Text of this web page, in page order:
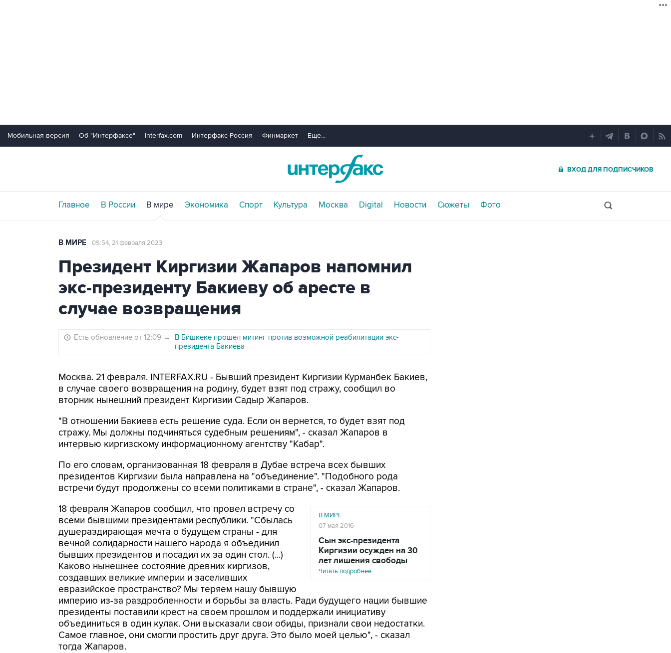
Мобильная версия Об "Интерфаксе" Interfax.com Интерфакс-Россия Финмаркет Еще...
ВХОД ДЛЯ ПОДПИСЧИКОВ
Главное В России В мире Экономика Спорт Культура Москва Digital Новости Сюжеты Фото
В МИРЕ 09:54, 21 февраля 2023
Президент Киргизии Жапаров напомнил
экс-президенту Бакиеву об аресте в
случае возвращения
Есть обновление от 12:09 →
В Бишкеке прошел митинг против возможной реабилитации экс-
президента Бакиева
Москва. 21 февраля. INTERFAX.RU - Бывший президент Киргизии Курманбек Бакиев,
в случае своего возвращения на родину, будет взят под стражу, сообщил во
вторник нынешний президент Киргизии Садыр Жапаров.
"В отношении Бакиева есть решение суда. Если он вернется, то будет взят под
стражу. Мы должны подчиняться судебным решениям", - сказал Жапаров в
интервью киргизскому информационному агентству "Кабар".
По его словам, организованная 18 февраля в Дубае встреча всех бывших
президентов Киргизии была направлена на "объединение". "Подобного рода
встречи будут продолжены со всеми политиками в стране", - сказал Жапаров.
В МИРЕ
07 мая 2016
Сын экс-президента
Киргизии осужден на 30
лет лишения свободы
Читать подробнее
18 февраля Жапаров сообщил, что провел встречу со
всеми бывшими президентами республики. "Сбылась
душераздирающая мечта о будущем страны - для
вечной солидарности нашего народа я объединил
бывших президентов и посадил их за один стол. (...)
Каково нынешнее состояние древних киргизов,
создавших великие империи и заселивших
евразийское пространство? Мы теряем нашу бывшую
империю из-за раздробленности и борьбы за власть. Ради будущего нации бывшие
президенты поставили крест на своем прошлом и поддержали инициативу
объединиться в один кулак. Они высказали свои обиды, признали свои недостатки.
Самое главное, они смогли простить друг друга. Это было моей целью", - сказал
тогда Жапаров.